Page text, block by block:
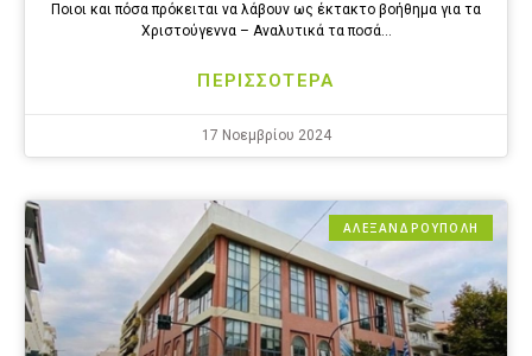
Ποιοι και πόσα πρόκειται να λάβουν ως έκτακτο βοήθημα για τα
Χριστούγεννα – Αναλυτικά τα ποσά…
ΠΕΡΙΣΣΟΤΕΡΑ
17 Νοεμβρίου 2024
ΑΛΕΞΑΝΔΡΟΎΠΟΛΗ